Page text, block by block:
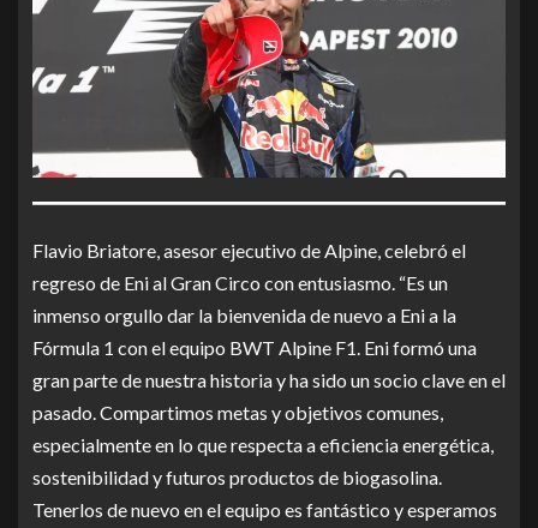
Flavio Briatore, asesor ejecutivo de Alpine, celebró el
regreso de Eni al Gran Circo con entusiasmo. “Es un
inmenso orgullo dar la bienvenida de nuevo a Eni a la
Fórmula 1 con el equipo BWT Alpine F1. Eni formó una
gran parte de nuestra historia y ha sido un socio clave en el
pasado. Compartimos metas y objetivos comunes,
especialmente en lo que respecta a eficiencia energética,
sostenibilidad y futuros productos de biogasolina.
Tenerlos de nuevo en el equipo es fantástico y esperamos